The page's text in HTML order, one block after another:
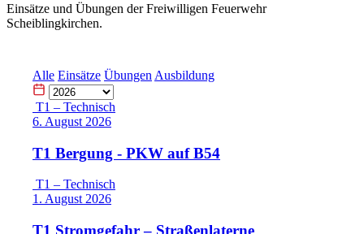
Einsätze und Übungen der Freiwilligen Feuerwehr
Scheiblingkirchen.
Alle Einsätze Übungen Ausbildung
T1 – Technisch
6. August 2026
T1 Bergung - PKW auf B54
T1 – Technisch
1. August 2026
T1 Stromgefahr – Straßenlaterne